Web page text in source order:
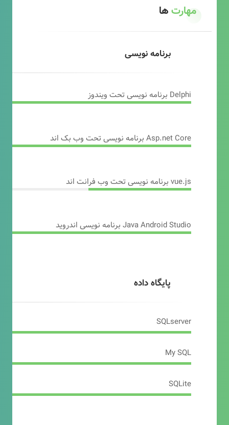
مهارتها
برنامه نویسی
Delphi برنامه نویسی تحت ویندوز
Asp.net Core برنامه نویسی تحت وب بک اند
vue.js برنامه نویسی تحت وب فرانت اند
Java Android Studio برنامه نویسی اندروید
پایگاه داده
SQLserver
My SQL
SQLite